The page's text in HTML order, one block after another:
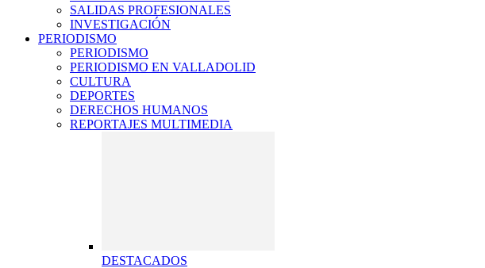
SALIDAS PROFESIONALES
INVESTIGACIÓN
PERIODISMO
PERIODISMO
PERIODISMO EN VALLADOLID
CULTURA
DEPORTES
DERECHOS HUMANOS
REPORTAJES MULTIMEDIA
DESTACADOS